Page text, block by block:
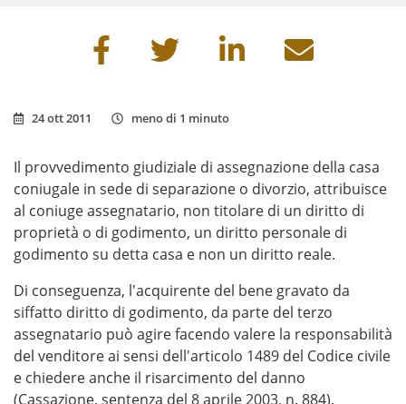
Condividi questa pagina
24 ott 2011 meno di 1 minuto
Il provvedimento giudiziale di assegnazione della casa
coniugale in sede di separazione o divorzio, attribuisce
al coniuge assegnatario, non titolare di un diritto di
proprietà o di godimento, un diritto personale di
godimento su detta casa e non un diritto reale.
Di conseguenza, l'acquirente del bene gravato da
siffatto diritto di godimento, da parte del terzo
assegnatario può agire facendo valere la responsabilità
del venditore ai sensi dell'articolo 1489 del Codice civile
e chiedere anche il risarcimento del danno
(Cassazione, sentenza del 8 aprile 2003, n. 884).